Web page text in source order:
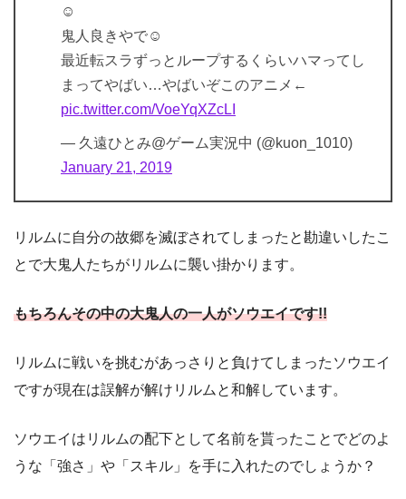
☺️
鬼人良きやで☺️
最近転スラずっとループするくらいハマってし
まってやばい…やばいぞこのアニメ←
pic.twitter.com/VoeYqXZcLI
— 久遠ひとみ@ゲーム実況中 (@kuon_1010)
January 21, 2019
リルムに自分の故郷を滅ぼされてしまったと勘違いしたこ
とで大鬼人たちがリルムに襲い掛かります。
もちろんその中の大鬼人の一人がソウエイです!!
リルムに戦いを挑むがあっさりと負けてしまったソウエイ
ですが現在は誤解が解けリルムと和解しています。
ソウエイはリルムの配下として名前を貰ったことでどのよ
うな「強さ」や「スキル」を手に入れたのでしょうか？